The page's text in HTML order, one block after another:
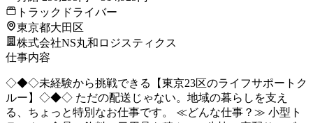
トラックドライバー
東京都大田区
株式会社NS丸和ロジスティクス
仕事内容
◇◆◇未経験から挑戦できる【東京23区のライフサポートク
ルー】◇◆◇ ただの配送じゃない。地域の暮らしを支え
る、ちょっと特別なお仕事です。 ≪どんな仕事？≫ 小型ト